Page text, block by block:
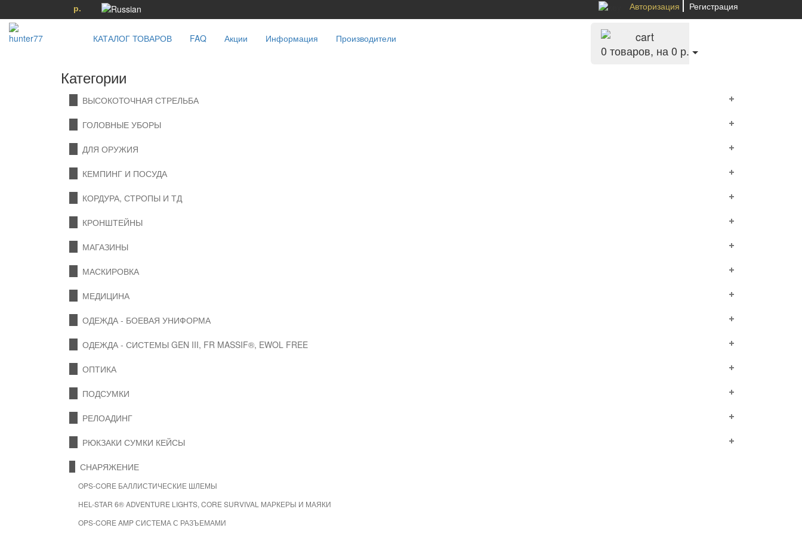
р. Авторизация Регистрация
КАТАЛОГ ТОВАРОВ FAQ Акции Информация Производители
0 товаров, на 0 р.
Категории
ВЫСОКОТОЧНАЯ СТРЕЛЬБА
ГОЛОВНЫЕ УБОРЫ
ДЛЯ ОРУЖИЯ
КЕМПИНГ И ПОСУДА
КОРДУРА, СТРОПЫ И ТД
КРОНШТЕЙНЫ
МАГАЗИНЫ
МАСКИРОВКА
МЕДИЦИНА
ОДЕЖДА - БОЕВАЯ УНИФОРМА
ОДЕЖДА - СИСТЕМЫ GEN III, FR MASSIF®, EWOL FREE
ОПТИКА
ПОДСУМКИ
РЕЛОАДИНГ
РЮКЗАКИ СУМКИ КЕЙСЫ
СНАРЯЖЕНИЕ
OPS-CORE БАЛЛИСТИЧЕСКИЕ ШЛЕМЫ
HEL-STAR 6® ADVENTURE LIGHTS, CORE SURVIVAL МАРКЕРЫ И МАЯКИ
OPS-CORE AMP СИСТЕМА С РАЗЪЕМАМИ